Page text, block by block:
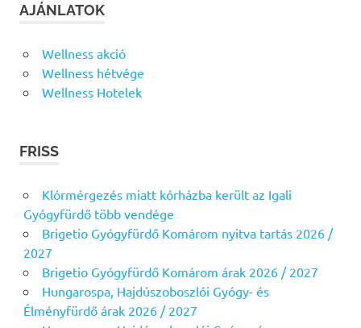
AJÁNLATOK
Wellness akció
Wellness hétvége
Wellness Hotelek
FRISS
Klórmérgezés miatt kórházba került az Igali
Gyógyfürdő több vendége
Brigetio Gyógyfürdő Komárom nyitva tartás 2026 /
2027
Brigetio Gyógyfürdő Komárom árak 2026 / 2027
Hungarospa, Hajdúszoboszlói Gyógy- és
Élményfürdő árak 2026 / 2027